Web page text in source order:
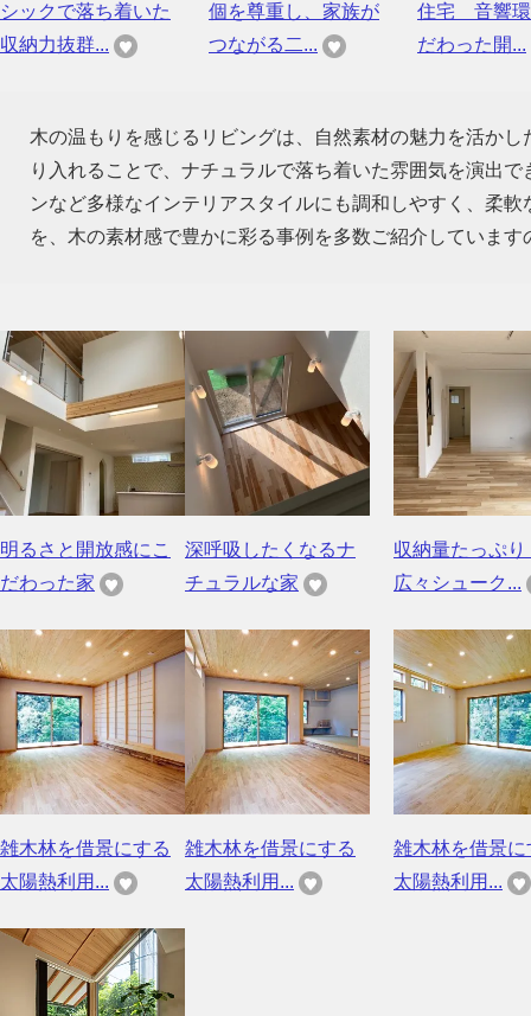
シックで落ち着いた
収納力抜群...
個を尊重し、家族が
つながる二...
住宅 音響環
だわった開...
木の温もりを感じるリビングは、自然素材の魅力を活か
り入れることで、ナチュラルで落ち着いた雰囲気を演出
ンなど多様なインテリアスタイルにも調和しやすく、柔
を、木の素材感で豊かに彩る事例を多数ご紹介していま
明るさと開放感にこ
だわった家
深呼吸したくなるナ
チュラルな家
収納量たっぷり
広々シューク...
雑木林を借景にする
太陽熱利用...
雑木林を借景にする
太陽熱利用...
雑木林を借景に
太陽熱利用...